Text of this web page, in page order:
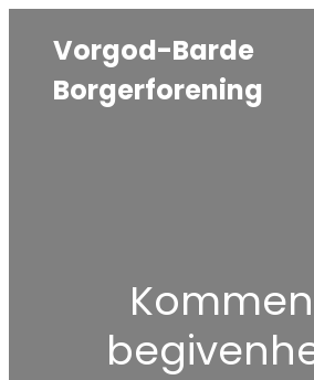
Vorgod-Barde
Borgerforening